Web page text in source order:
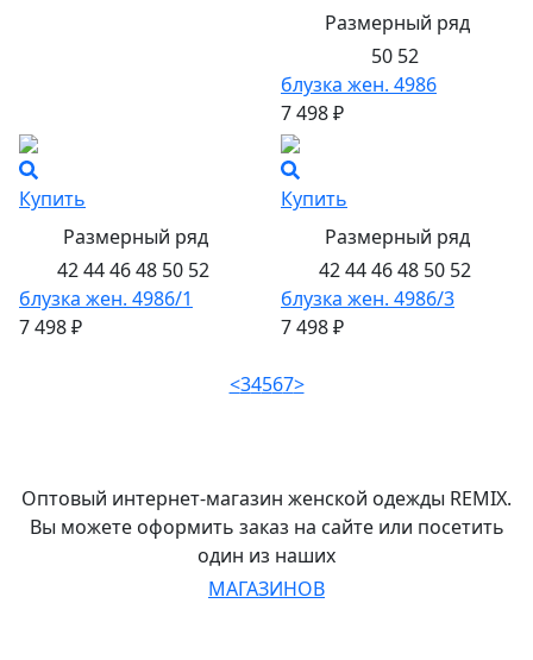
Размерный ряд
50 52
блузка жен. 4986
7 498 ₽
Купить
Размерный ряд
42 44 46 48 50 52
блузка жен. 4986/1
7 498 ₽
Купить
Размерный ряд
42 44 46 48 50 52
блузка жен. 4986/3
7 498 ₽
<34567>
Оптовый интернет-магазин женской одежды REMIX.
Вы можете оформить заказ на сайте или посетить
один из наших
МАГАЗИНОВ